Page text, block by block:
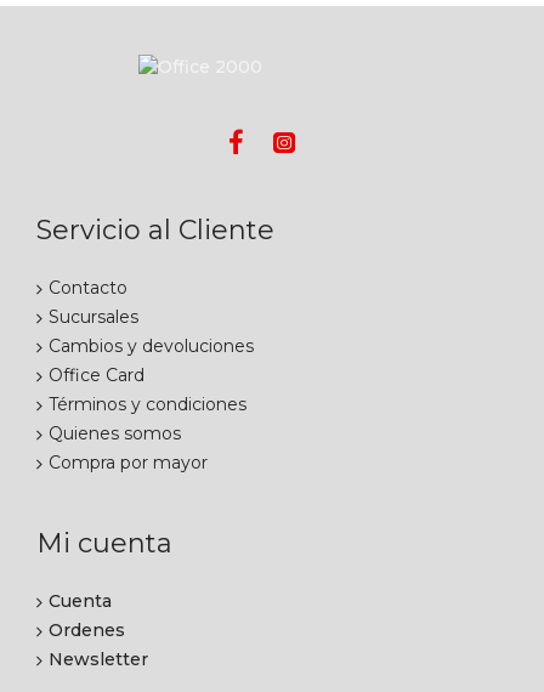
Servicio al Cliente
Contacto
Sucursales
Cambios y devoluciones
Office Card
Términos y condiciones
Quienes somos
Compra por mayor
Mi cuenta
Cuenta
Ordenes
Newsletter